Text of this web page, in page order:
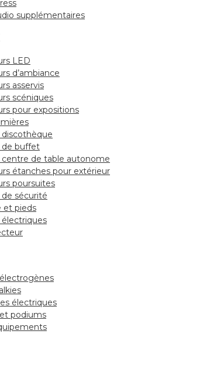
supplémentaires
LED
d’ambiance
asservis
scéniques
pour expositions
discothèque
de buffet
centre de table autonome
étanches pour extérieur
poursuites
de sécurité
et pieds
électriques
podiums